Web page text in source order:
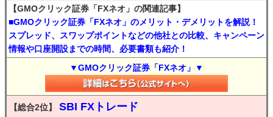
【GMOクリック証券「FXネオ」の関連記事】
■GMOクリック証券「FXネオ」のメリット・デメリットを解説！
スプレッド、スワップポイントなどの他社との比較、キャンペーン
情報や口座開設までの時間、必要書類も紹介！
▼GMOクリック証券「FXネオ」▼
【総合2位】 SBI FXトレード